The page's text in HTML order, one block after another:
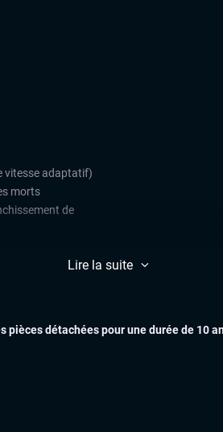
vitesse adaptatif)
morts
de
routièreLire la suite
détachées pour une durée de 10